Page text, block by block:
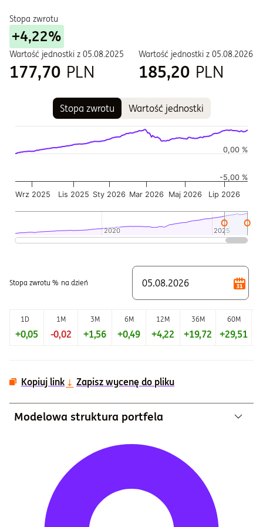
Stopa zwrotu
+4,22%
Wartość jednostki z 05.08.2025
177,70 PLN
Wartość jednostki z 05.08.2026
185,20 PLN
Stopa zwrotu Wartość jednostki
Wykres kombinowany z 2 seriami danych.
Wykres pokazuje historię wartości jednostki funduszu
Wykres ma 2 osi Y wyświetlające Wartość jednostki w
Sty 2026
Wrz 2025 Lis 2025 Mar 2026 Maj 2026 Lip 2026
2020
2020 2025
2025
0,00 %
-5,00 %
Stopa zwrotu % na dzień
1D 1M 3M 6M 12M 36M 60M
+0,05 -0,02 +1,56 +0,49 +4,22 +19,72 +29,51
Kopiuj link Zapisz wycenę do pliku
Modelowa struktura portfela